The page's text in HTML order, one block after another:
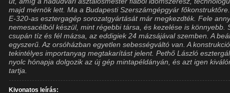
majd mérnök lett. Ma a Budapesti Szerszámgépgyár
E-320-as esztergagép sorozatgyártását már megkezdték. Fele
nemesacélból készül, mint régebbi társa, és kezelése is könnyebb.
csupán tíz és fél mázsa, az eddigiek 24 mázsájával szemben. A
egyszerű. Az orsóházban egyetlen sebességváltó van. A konstrukció
tekintélyes importanyag megtakarítást jelent. Pethő László
nyolc hónapja dolgozik az új gép mintapéldányán, és azt igen
tartja.
Kivonatos leírás: